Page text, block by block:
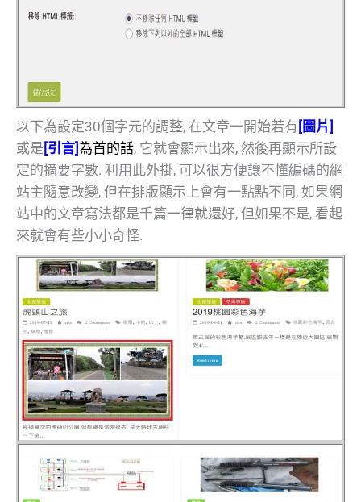
以下為設定30個字元的調整, 在文章一開始若有 [圖片]
或是 [引言]為首的話, 它就會顯示出來, 然後再顯示所設
定的摘要字數. 利用此外掛, 可以很方便讓不懂編碼的網
站主隨意改變, 但在排版顯示上會有一點點不同, 如果網
站中的文章寫法都是千篇一律就還好, 但如果不是, 看起
來就會有些小小奇怪.